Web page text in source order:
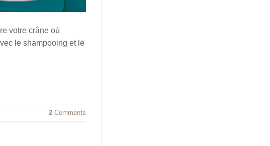
votre crâne où
le shampooing et le
2 Comments